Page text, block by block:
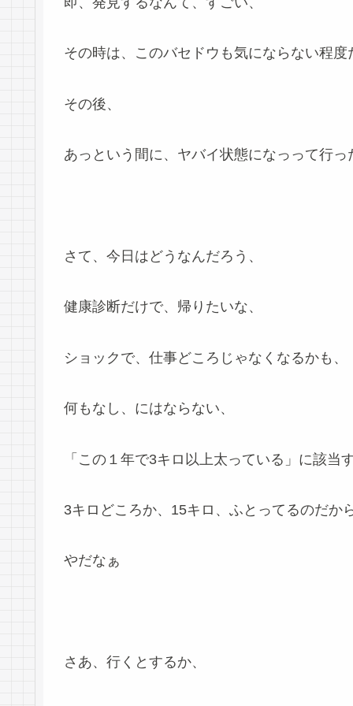
その時は、このバセドウも気にならない程度
その後、
あっという間に、ヤバイ状態になっって行っ
さて、今日はどうなんだろう、
健康診断だけで、帰りたいな、
ショックで、仕事どころじゃなくなるかも、
何もなし、にはならない、
「この１年で3キロ以上太っている」に該当す
3キロどころか、15キロ、ふとってるのだか
やだなぁ
さあ、行くとするか、